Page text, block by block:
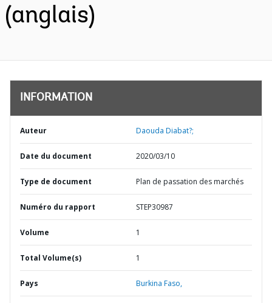
(anglais)
INFORMATION
Auteur Daouda Diabat?;
Date du document 2020/03/10
Type de document Plan de passation des marchés
Numéro du rapport STEP30987
Volume 1
Total Volume(s) 1
Pays Burkina Faso,